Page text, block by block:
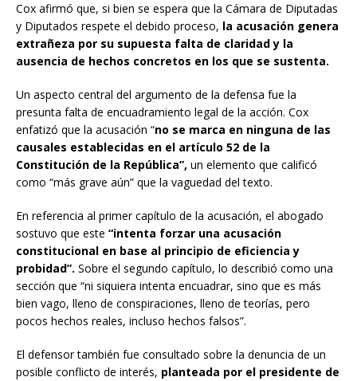
Cox afirmó que, si bien se espera que la Cámara de Diputadas
y Diputados respete el debido proceso, la acusación genera
extrañeza por su supuesta falta de claridad y la
ausencia de hechos concretos en los que se sustenta.
Un aspecto central del argumento de la defensa fue la
presunta falta de encuadramiento legal de la acción. Cox
enfatizó que la acusación “no se marca en ninguna de las
causales establecidas en el artículo 52 de la
Constitución de la República”, un elemento que calificó
como “más grave aún” que la vaguedad del texto.
En referencia al primer capítulo de la acusación, el abogado
sostuvo que este “intenta forzar una acusación
constitucional en base al principio de eficiencia y
probidad”. Sobre el segundo capítulo, lo describió como una
sección que “ni siquiera intenta encuadrar, sino que es más
bien vago, lleno de conspiraciones, lleno de teorías, pero
pocos hechos reales, incluso hechos falsos”.
El defensor también fue consultado sobre la denuncia de un
posible conflicto de interés, planteada por el presidente de